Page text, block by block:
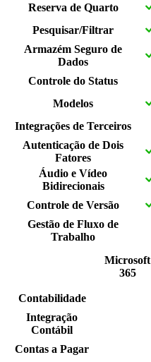
Reserva de Quarto
Pesquisar/Filtrar
Armazém Seguro de
Dados
Controle do Status
Modelos
Integrações de Terceiros
Autenticação de Dois
Fatores
Áudio e Vídeo
Bidirecionais
Controle de Versão
Gestão de Fluxo de
Trabalho
Microsoft
365
Contabilidade
Integração
Contábil
Contas a Pagar